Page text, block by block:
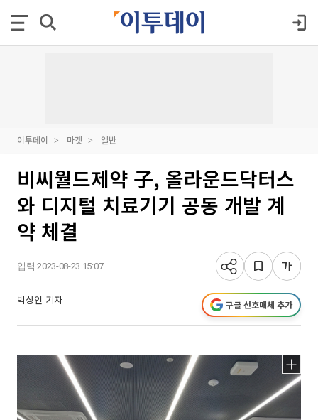
이투데이 마켓 일반
비씨월드제약 子, 올라운드닥터스
와 디지털 치료기기 공동 개발 계
약 체결
입력 2023-08-23 15:07
박상인 기자 구글 선호매체 추가